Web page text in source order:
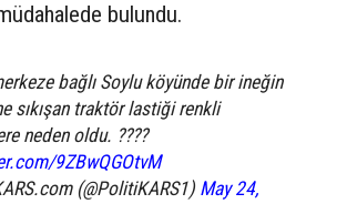
bulundu.
bağlı Soylu köyünde bir ineğin
sıkışan traktör lastiği renkli
neden oldu. ????
9ZBwQGOtvM
(@PolitiKARS1) May 24,